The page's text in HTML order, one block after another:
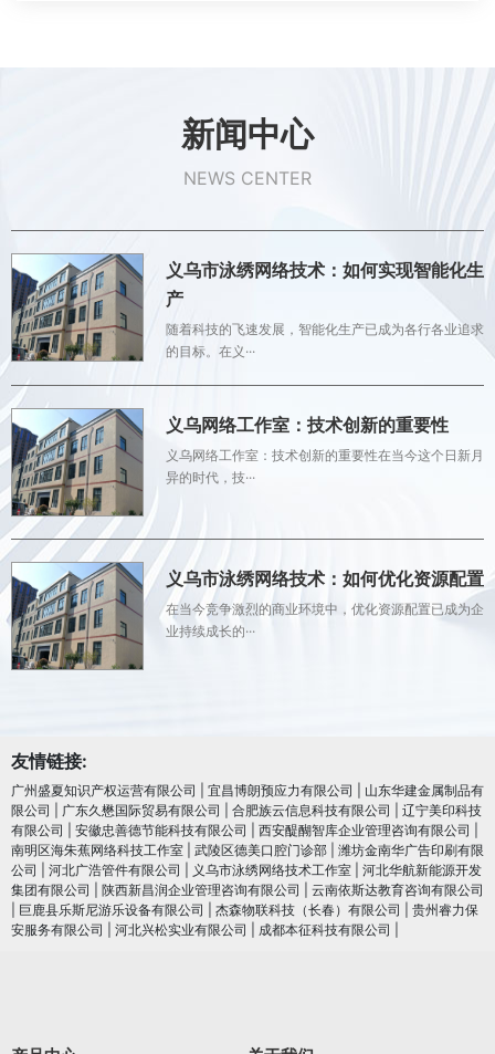
新闻中心
NEWS CENTER
义乌市泳绣网络技术：如何实现智能化生
产
随着科技的飞速发展，智能化生产已成为各行各业追求
的目标。在义···
义乌网络工作室：技术创新的重要性
义乌网络工作室：技术创新的重要性在当今这个日新月
异的时代，技···
义乌市泳绣网络技术：如何优化资源配置
在当今竞争激烈的商业环境中，优化资源配置已成为企
业持续成长的···
友情链接:
广州盛夏知识产权运营有限公司 宜昌博朗预应力有限公司
山东华建金属制品有
限公司
广东久懋国际贸易有限公司 合肥族云信息科技有限公司
辽宁美印科技
有限公司
安徽忠善德节能科技有限公司 西安醍醐智库企业管理咨询有限公司
南明区海朱蕉网络科技工作室
武陵区德美口腔门诊部
潍坊金南华广告印刷有限
公司
河北广浩管件有限公司 义乌市泳绣网络技术工作室
河北华航新能源开发
集团有限公司
陕西新昌润企业管理咨询有限公司
云南依斯达教育咨询有限公司
巨鹿县乐斯尼游乐设备有限公司 杰森物联科技（长春）有限公司
贵州睿力保
安服务有限公司
河北兴松实业有限公司 成都本征科技有限公司